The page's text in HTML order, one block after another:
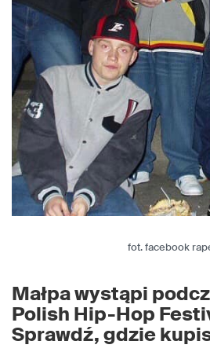
fot. facebook
Małpa wystąpi
Polish Hip-Hop
Sprawdź, gdzie